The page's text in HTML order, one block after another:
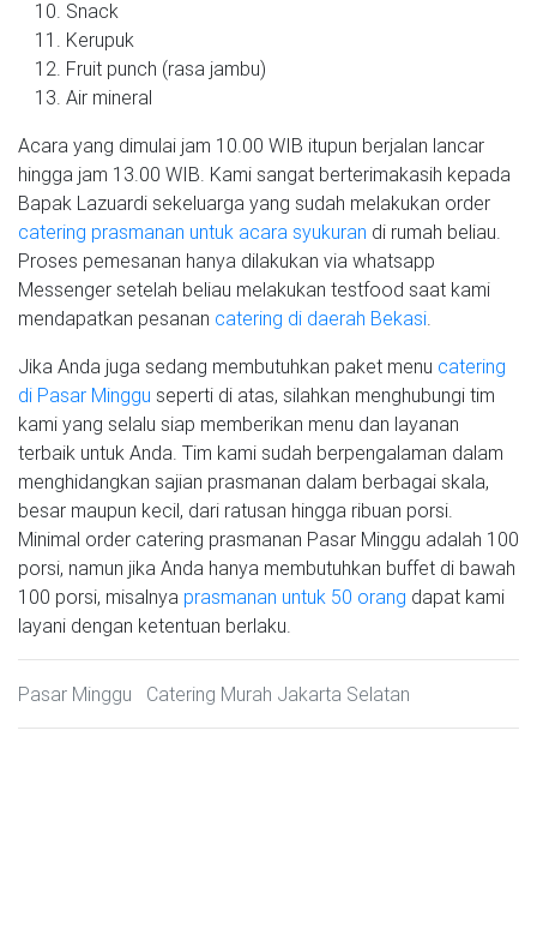
Snack
Kerupuk
Fruit punch (rasa jambu)
Air mineral
Acara yang dimulai jam 10.00 WIB itupun berjalan lancar
hingga jam 13.00 WIB. Kami sangat berterimakasih kepada
Bapak Lazuardi sekeluarga yang sudah melakukan order
catering prasmanan untuk acara syukuran di rumah beliau.
Proses pemesanan hanya dilakukan via whatsapp
Messenger setelah beliau melakukan testfood saat kami
mendapatkan pesanan catering di daerah Bekasi
Jika Anda juga sedang membutuhkan paket menu catering
di Pasar Minggu seperti di atas, silahkan menghubungi tim
kami yang selalu siap memberikan menu dan layanan
terbaik untuk Anda. Tim kami sudah berpengalaman dalam
menghidangkan sajian prasmanan dalam berbagai skala,
besar maupun kecil, dari ratusan hingga ribuan porsi.
Minimal order catering prasmanan Pasar Minggu adalah 100
porsi, namun jika Anda hanya membutuhkan buffet di bawah
100 porsi, misalnya prasmanan untuk 50 orang dapat kami
layani dengan ketentuan berlaku.
Pasar Minggu Catering Murah Jakarta Selatan